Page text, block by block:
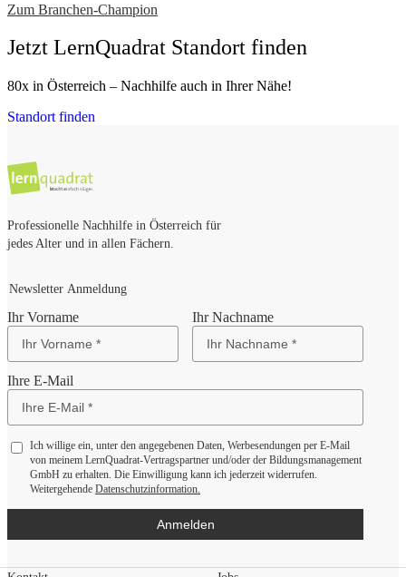
Zum Branchen-Champion
Jetzt LernQuadrat Standort finden
80x in Österreich – Nachhilfe auch in Ihrer Nähe!
Standort finden
Professionelle Nachhilfe in Österreich für
jedes Alter und in allen Fächern.
Newsletter Anmeldung
Ihr Vorname Ihr Nachname
Ihre E-Mail
Ich willige ein, unter den angegebenen Daten, Werbesendungen per E-Mail
von meinem LernQuadrat-Vertragspartner und/oder der Bildungsmanagement
GmbH zu erhalten. Die Einwilligung kann ich jederzeit widerrufen.
Weitergehende Datenschutzinformation.
Anmelden